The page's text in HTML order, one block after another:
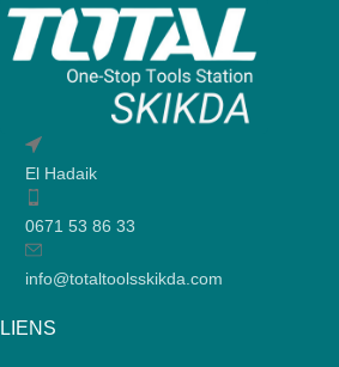
El Hadaik
0671 53 86 33
info@totaltoolsskikda.com
LIENS